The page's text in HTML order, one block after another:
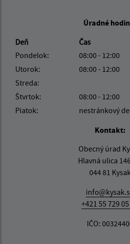
Úradné
Deň
Čas
Pondelok:
08:00 - 12:00
Utorok:
08:00 - 12:00
Streda:
Štvrtok:
08:00 - 12:00
Piatok:
nestránkový
Kontakt:
Obecný úrad
Hlavná ulica
044 81 Kysak
+421 55 729 05
IČO: